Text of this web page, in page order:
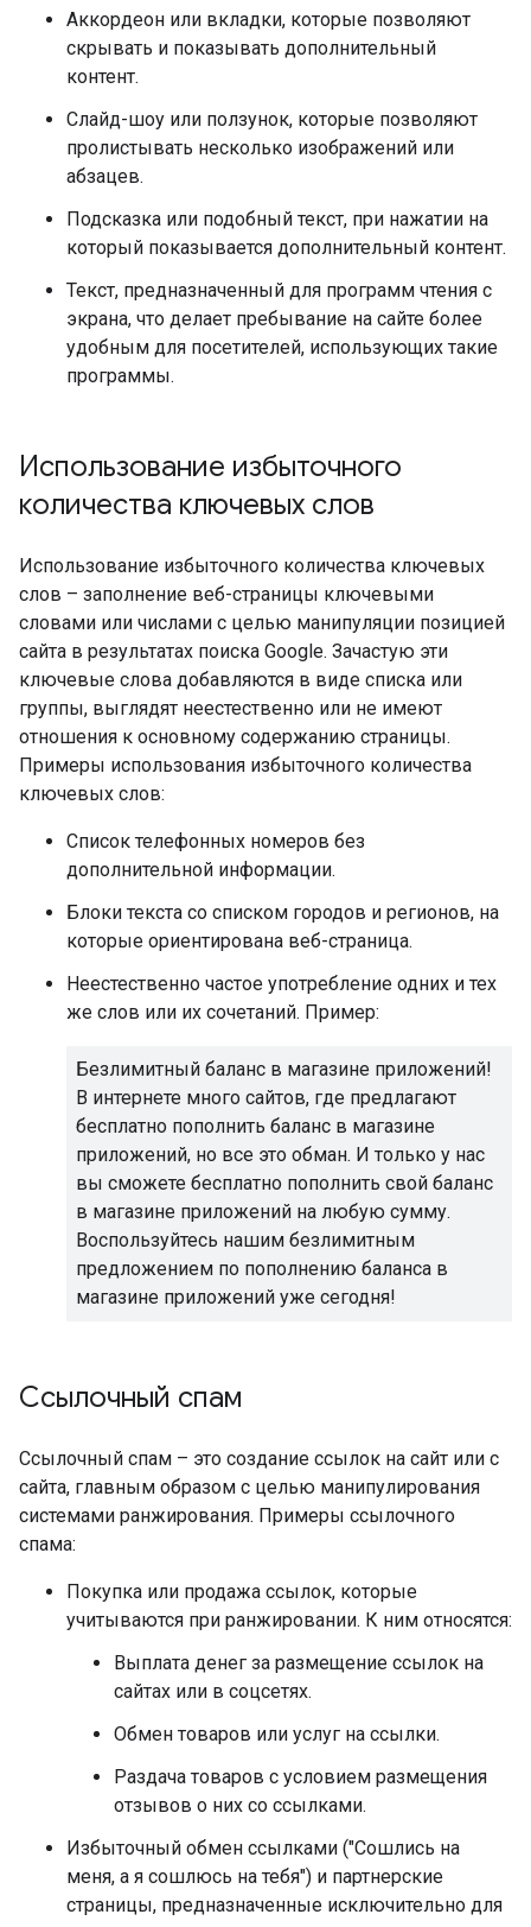
Аккордеон или вкладки, которые позволяют
скрывать и показывать дополнительный
контент.
Слайд-шоу или ползунок, которые позволяют
пролистывать несколько изображений или
абзацев.
Подсказка или подобный текст, при нажатии на
который показывается дополнительный контент.
Текст, предназначенный для программ чтения с
экрана, что делает пребывание на сайте более
удобным для посетителей, использующих такие
программы.
Использование избыточного
количества ключевых слов
Использование избыточного количества ключевых
слов – заполнение веб-страницы ключевыми
словами или числами с целью манипуляции позицией
сайта в результатах поиска Google. Зачастую эти
ключевые слова добавляются в виде списка или
группы, выглядят неестественно или не имеют
отношения к основному содержанию страницы.
Примеры использования избыточного количества
ключевых слов:
Список телефонных номеров без
дополнительной информации.
Блоки текста со списком городов и регионов, на
которые ориентирована веб-страница.
Неестественно частое употребление одних и тех
же слов или их сочетаний. Пример:
Безлимитный баланс в магазине приложений!
В интернете много сайтов, где предлагают
бесплатно пополнить баланс в магазине
приложений, но все это обман. И только у нас
вы сможете бесплатно пополнить свой баланс
в магазине приложений на любую сумму.
Воспользуйтесь нашим безлимитным
предложением по пополнению баланса в
магазине приложений уже сегодня!
Ссылочный спам
Ссылочный спам – это создание ссылок на сайт или с
сайта, главным образом с целью манипулирования
системами ранжирования. Примеры ссылочного
спама:
Покупка или продажа ссылок, которые
учитываются при ранжировании. К ним относятся:
Выплата денег за размещение ссылок на
сайтах или в соцсетях.
Обмен товаров или услуг на ссылки.
Раздача товаров с условием размещения
отзывов о них со ссылками.
Избыточный обмен ссылками ("Сошлись на
меня, а я сошлюсь на тебя") и партнерские
страницы, предназначенные исключительно для